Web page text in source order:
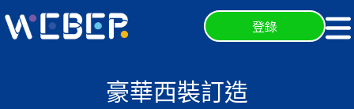
登錄
豪華西裝訂造